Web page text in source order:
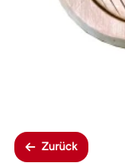
Zurück